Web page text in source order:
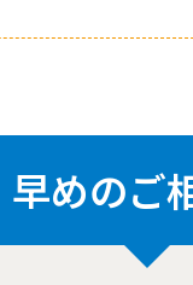
早めのご